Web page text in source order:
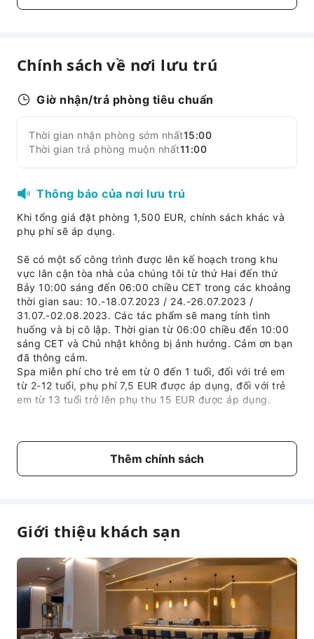
Dịch vụ giao đồ ăn
Quầy đồ ăn nhẹ
Quầy bán hàng tự động/Cửa hàng tiện lợi
Phòng hội nghị
Thiết bị nghe nhìn
Dịch vụ fax/sao chụp
Địa điểm tổ chức sự kiện trong nhà
Tiện nghi thể thao
Sân golf
Dịch vụ đưa đón
Dịch vụ gọi xe
Dịch vụ dọn dẹp
Dịch vụ giặt ủi
Thang máy
Trạm sạc xe điện
Truy cập Internet
Dịch vụ quầy lễ tân
Nhận/trả phòng nhanh
Mở rộng tất cả
Chính sách về nơi lưu trú
Giờ nhận/trả phòng tiêu chuẩn
Thời gian nhận phòng sớm nhất15:00
Thời gian trả phòng muộn nhất11:00
Thông báo của nơi lưu trú
Khi tổng giá đặt phòng 1,500 EUR, chính sách khác và
phụ phí sẽ áp dụng.
Sẽ có một số công trình được lên kế hoạch trong khu
vực lân cận tòa nhà của chúng tôi từ thứ Hai đến thứ
Bảy 10:00 sáng đến 06:00 chiều CET trong các khoảng
thời gian sau: 10.-18.07.2023 / 24.-26.07.2023 /
31.07.-02.08.2023. Các tác phẩm sẽ mang tính tình
huống và bị cô lập. Thời gian từ 06:00 chiều đến 10:00
sáng CET và Chủ nhật không bị ảnh hưởng. Cảm ơn bạn
đã thông cảm.
Spa miễn phí cho trẻ em từ 0 đến 1 tuổi, đối với trẻ em
từ 2-12 tuổi, phụ phí 7,5 EUR được áp dụng, đối với trẻ
em từ 13 tuổi trở lên phụ thu 15 EUR được áp dụng.
Dịch vụ lưu trú này không có giới hạn độ tuổi tối thiểu
khi nhận phòng, trẻ sơ sinh cũng có thể ở.
tuổi
Miễn phí lưu trú cùng người lớn
nếu không sử dụng giường
phụ.
Trẻ emTừ 3 đến
Miễn phí lưu trú cùng người lớn
nếu không sử dụng giường
Thêm chính sách
Giới thiệu khách sạn